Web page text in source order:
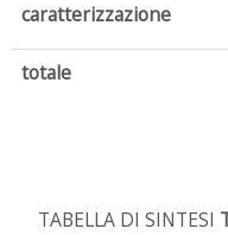
caratterizzazione
totale
TABELLA DI SINTESI